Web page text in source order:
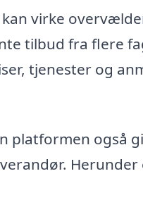
virke
tilbud fra flere
tjenester og
også